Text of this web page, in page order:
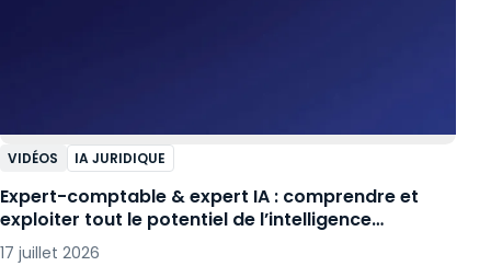
VIDÉOS IA JURIDIQUE
Expert-comptable & expert IA : comprendre et
exploiter tout le potentiel de l’intelligence
artificielle
17 juillet 2026